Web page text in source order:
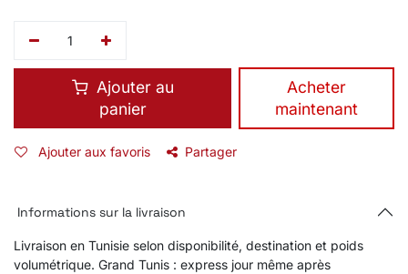
Ajouter au
panier
​Acheter
maintenant
Ajouter aux favoris Partager
Informations sur la livraison
Livraison en Tunisie selon disponibilité, destination et poids
volumétrique. Grand Tunis : express jour même après